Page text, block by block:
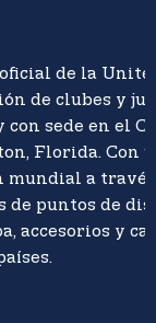
de la
de clubes y
con sede en el
Florida. Con
a través
de puntos de
accesorios y